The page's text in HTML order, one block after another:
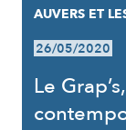
AUVERS ET
26/05/2020
Le